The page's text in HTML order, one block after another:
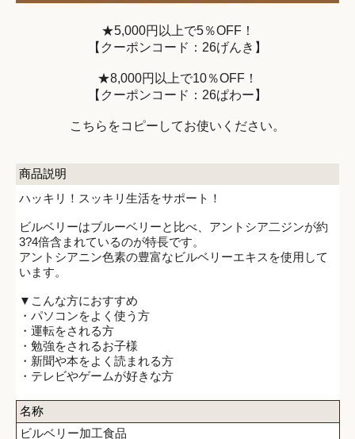
★5,000円以上で5％OFF！
【クーポンコード：26げんき】
★8,000円以上で10％OFF！
【クーポンコード：26ぱわー】
こちらをコピーしてお使いください。
商品説明
ハッキリ！スッキリ生活をサポート！
ビルベリーはブルーベリーと比べ、アントシア二ジンが約
3?4倍含まれているのが特長です。
アントシアニン色素の豊富なビルベリーエキスを使用して
います。
▼こんな方におすすめ
・パソコンをよく使う方
・運転をされる方
・勉強をされるお子様
・新聞や本をよく読まれる方
・テレビやゲームが好きな方
名称
ビルベリー加工食品